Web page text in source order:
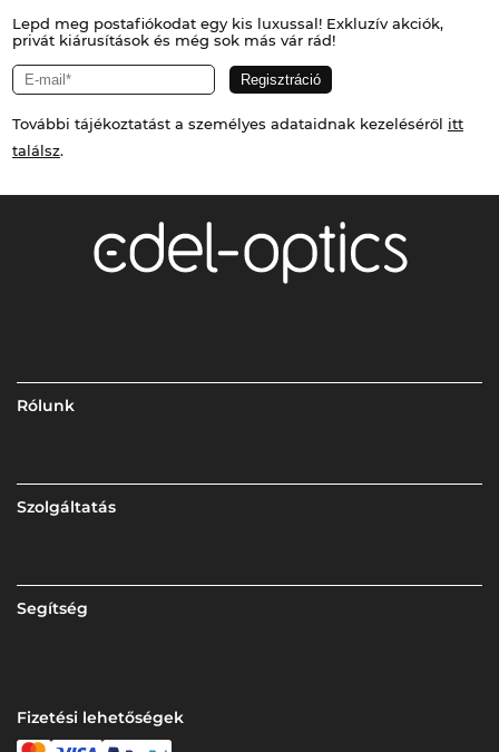
Lepd meg postafiókodat egy kis luxussal! Exkluzív akciók,
privát kiárusítások és még sok más vár rád!
További tájékoztatást a személyes adataidnak kezeléséről itt
találsz.
Rólunk
Szolgáltatás
Segítség
Fizetési lehetőségek